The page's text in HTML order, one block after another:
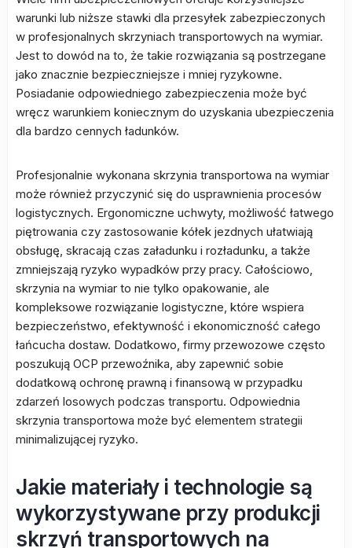
warunki lub niższe stawki dla przesyłek zabezpieczonych
w profesjonalnych skrzyniach transportowych na wymiar.
Jest to dowód na to, że takie rozwiązania są postrzegane
jako znacznie bezpieczniejsze i mniej ryzykowne.
Posiadanie odpowiedniego zabezpieczenia może być
wręcz warunkiem koniecznym do uzyskania ubezpieczenia
dla bardzo cennych ładunków.
Profesjonalnie wykonana skrzynia transportowa na wymiar
może również przyczynić się do usprawnienia procesów
logistycznych. Ergonomiczne uchwyty, możliwość łatwego
piętrowania czy zastosowanie kółek jezdnych ułatwiają
obsługę, skracają czas załadunku i rozładunku, a także
zmniejszają ryzyko wypadków przy pracy. Całościowo,
skrzynia na wymiar to nie tylko opakowanie, ale
kompleksowe rozwiązanie logistyczne, które wspiera
bezpieczeństwo, efektywność i ekonomiczność całego
łańcucha dostaw. Dodatkowo, firmy przewozowe często
poszukują OCP przewoźnika, aby zapewnić sobie
dodatkową ochronę prawną i finansową w przypadku
zdarzeń losowych podczas transportu. Odpowiednia
skrzynia transportowa może być elementem strategii
minimalizującej ryzyko.
Jakie materiały i technologie są
wykorzystywane przy produkcji
skrzyń transportowych na